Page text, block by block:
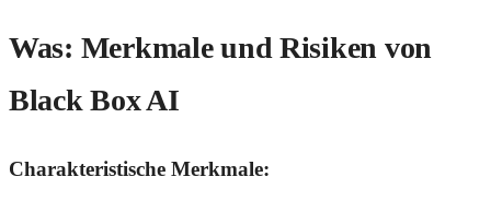
Was: Merkmale und Risiken von
Black Box AI
Charakteristische Merkmale: